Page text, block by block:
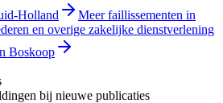
Holland
Meer faillissementen in
en overige zakelijke dienstverlening
Boskoop
bij nieuwe publicaties